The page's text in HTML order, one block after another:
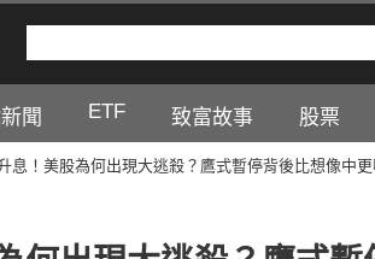
聞 ETF 致富故事 股票
息！美股為何出現大逃殺？鷹式暫停背後比想像中更